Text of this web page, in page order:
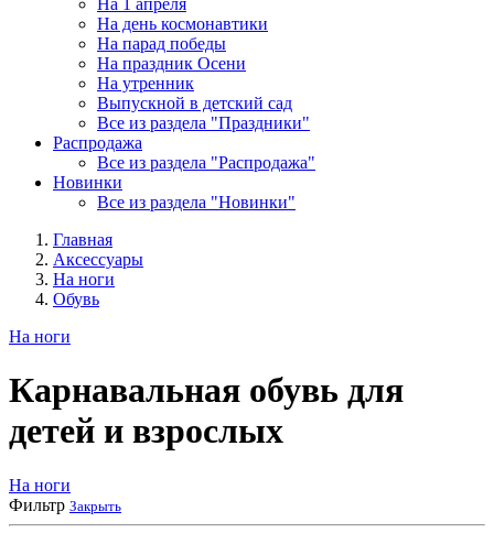
На 1 апреля
На день космонавтики
На парад победы
На праздник Осени
На утренник
Выпускной в детский сад
Все из раздела "Праздники"
Распродажа
Все из раздела "Распродажа"
Новинки
Все из раздела "Новинки"
Главная
Аксессуары
На ноги
Обувь
На ноги
Карнавальная обувь для
детей и взрослых
На ноги
Фильтр Закрыть